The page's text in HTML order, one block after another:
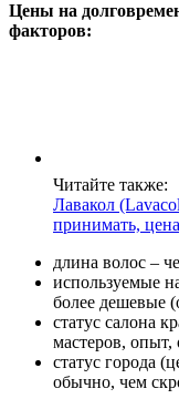
Цены на
факторов:
Читайте также:
Лавакол
принимать,
длина волос –
используемые
более дешевые
статус салона
мастеров, опыт,
статус города
обычно, чем